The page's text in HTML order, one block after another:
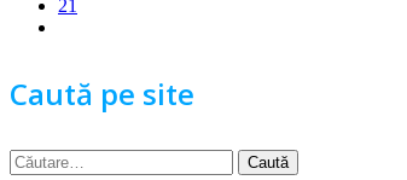
21
Caută pe site
Caută